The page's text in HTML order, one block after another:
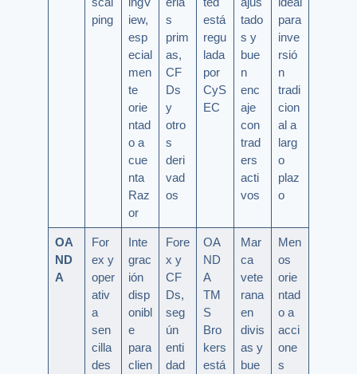
ping
iew,
esp
ecial
men
te
orie
ntad
o a
cue
nta
Raz
or
s
prim
as,
CF
Ds
y
otro
s
deri
vad
os
está
regu
lada
por
CyS
EC
tado
s y
bue
n
enc
aje
con
trad
ers
acti
vos
para
inve
rsió
n
tradi
cion
al a
larg
o
plaz
o
OA
ND
A
For
ex y
oper
ativ
a
sen
cilla
des
Inte
grac
ión
disp
onibl
e
para
clien
Fore
x y
CF
Ds,
seg
ún
enti
dad
OA
ND
A
TM
S
Bro
kers
está
Mar
ca
vete
rana
en
divis
as y
bue
Men
os
orie
ntad
o a
acci
one
s